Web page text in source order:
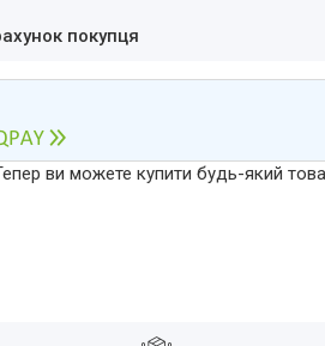
покупця
ви можете купити будь-який